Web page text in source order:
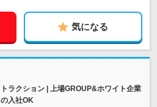
気になる
ラクション | 上場GROUP&ホワイト企業
入社OK